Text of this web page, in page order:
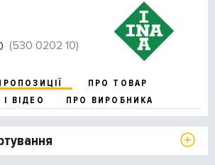
(530 0202 10)
ПРО ТОВАР
ВІДЕО
ПРО ВИРОБНИКА